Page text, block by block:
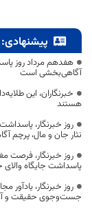
پیشنهادی:
هفدهم مرداد روز
آگاهی‌بخشی است
خبرنگاران، این
هستند
روز خبرنگار،
نثار جان و مال، پرچم
روز خبرنگار، فرصت
پاسداشت جایگاه
روز خبرنگار،
جست‌وجوی حقیقت و